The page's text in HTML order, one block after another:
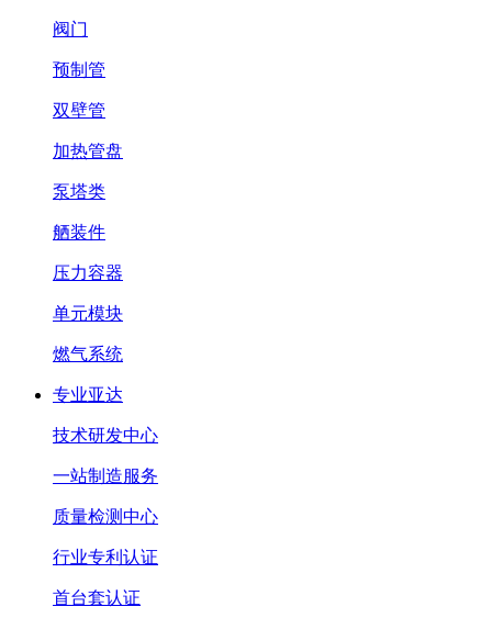
阀门
预制管
双壁管
加热管盘
泵塔类
舾装件
压力容器
单元模块
燃气系统
专业亚达
技术研发中心
一站制造服务
质量检测中心
行业专利认证
首台套认证